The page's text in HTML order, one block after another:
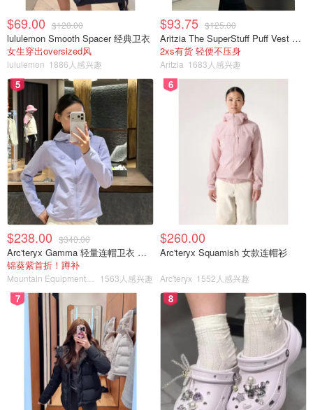
$69.00 $128.00
lululemon Smooth Spacer 经典卫衣
女生穿出oversized风
lululemon 1886人感兴趣
$93.75 $125.00
Aritzia The SuperStuff Puff Vest 轻盈亮面马甲
2xs有货 轻便不压身
Aritzia 1683人感兴趣
5
$238.00 $340.00
Arc'teryx Gamma 轻量连帽卫衣 女款
锦葵紫首折！蹲补
1563人感兴趣
6
$260.00
Arc'teryx Squamish 女款连帽衫
Arc'teryx 1552人感兴趣
7 8